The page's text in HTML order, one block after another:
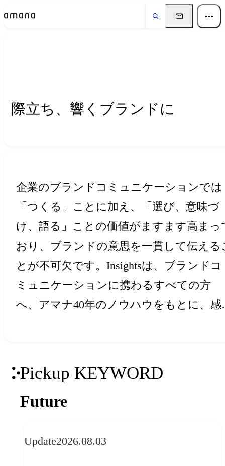
Insightsインサイト
際立ち、響くブランドに
企業のブランドコミュニケーションでは
「つくる」ことに加え、「選び、意味づ
け、語る」ことの価値がますます高まっ
おり、ブランドの意思を一貫して伝える
とが不可欠です。Insightsは、ブランドコ
ミュニケーションに携わるすべての方
へ、アマナ40年のノウハウをもとに、感
Pickup KEYWORD
Future
Update2026.08.03